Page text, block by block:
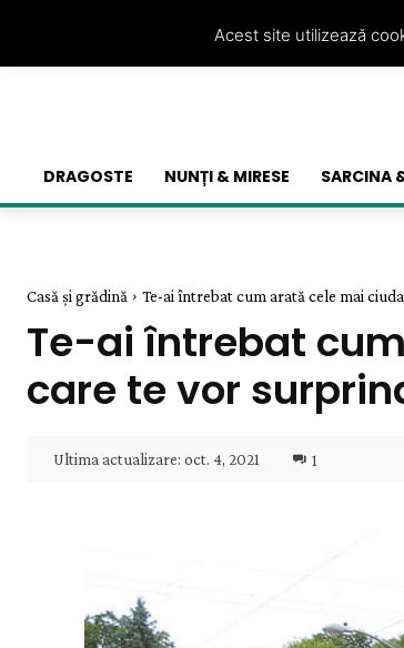
DRAGOSTE NUNȚI & MIRESE SARCINA
Casă și grădină Te-ai întrebat cum arată cele mai
Te-ai întrebat
care te vor
Ultima actualizare: oct. 4, 2021 1
Acest site utilizează